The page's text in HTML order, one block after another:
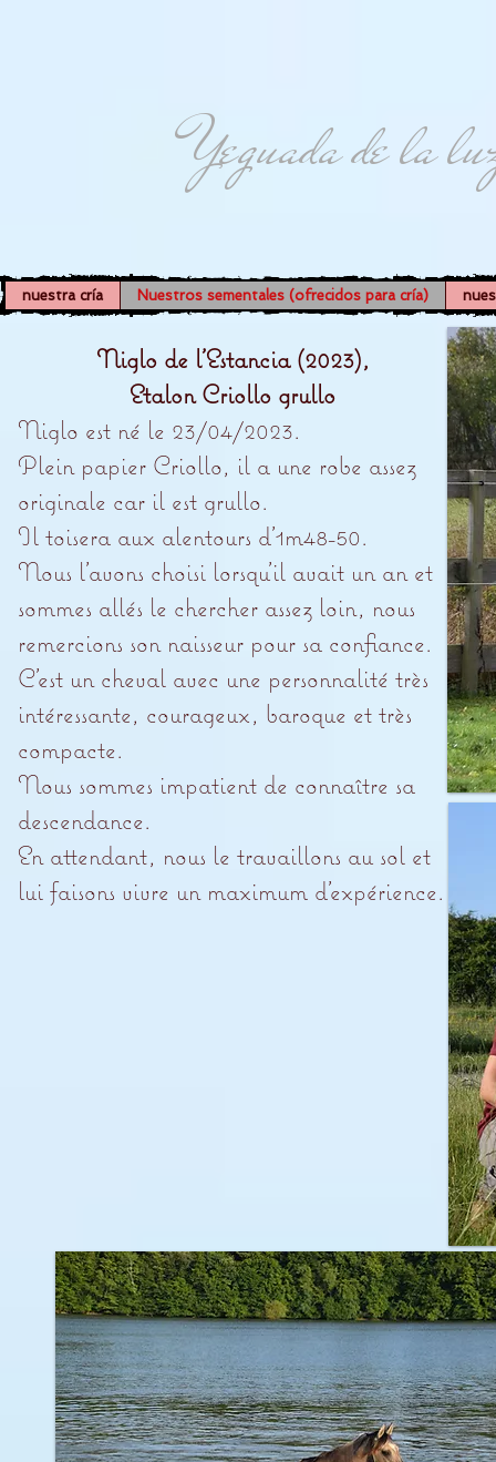
Yeguada de la
nuestra cría Nuestros sementales (ofrecidos para cría)
Niglo de l'Estancia (2023),
Etalon Criollo grullo
Niglo est né le 23/04/2023.
Plein papier Criollo, il a une robe assez
originale car il est grullo.
Il toisera aux alentours d'1m48-50.
Nous l'avons choisi lorsqu'il avait un an et
sommes allés le chercher assez loin, nous
remercions son naisseur pour sa confiance.
C'est un cheval avec une personnalité très
intéressante, courageux, baroque et très
compacte.
Nous sommes impatient de connaître sa
descendance.
En attendant, nous le travaillons au sol et
lui faisons vivre un maximum d'expérience.